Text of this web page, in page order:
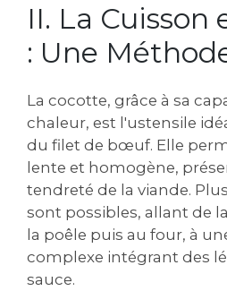
II. La Cuisson
: Une
La cocotte, grâce à sa
chaleur, est l'ustensile
du filet de bœuf. Elle
lente et homogène,
tendreté de la viande.
sont possibles, allant de
la poêle puis au four, à
complexe intégrant des
sauce.